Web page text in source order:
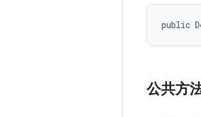
public
公共方